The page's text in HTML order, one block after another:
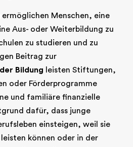
Menschen, eine
Aus- oder Weiterbildung zu
zu studieren und zu
Beitrag zur
Bildung leisten Stiftungen,
oder Förderprogramme
und familiäre finanzielle
dafür, dass junge
einsteigen, weil sie
können oder in der